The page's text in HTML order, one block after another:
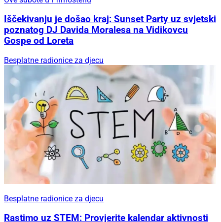
Ove subote u Primoštenu
Iščekivanju je došao kraj: Sunset Party uz svjetski
poznatog DJ Davida Moralesa na Vidikovcu
Gospe od Loreta
Besplatne radionice za djecu